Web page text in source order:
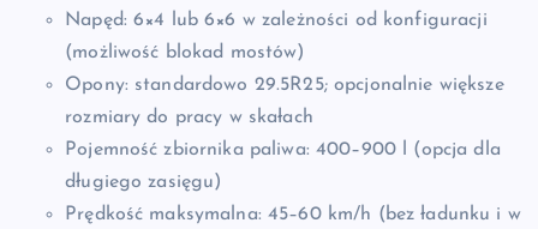
Napęd: 6×4 lub 6×6 w zależności od konfiguracji
(możliwość blokad mostów)
Opony: standardowo 29.5R25; opcjonalnie większe
rozmiary do pracy w skałach
Pojemność zbiornika paliwa: 400–900 l (opcja dla
długiego zasięgu)
Prędkość maksymalna: 45–60 km/h (bez ładunku i w